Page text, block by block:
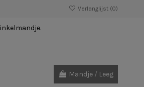
Verlanglijst (0)
Mandje / Leeg